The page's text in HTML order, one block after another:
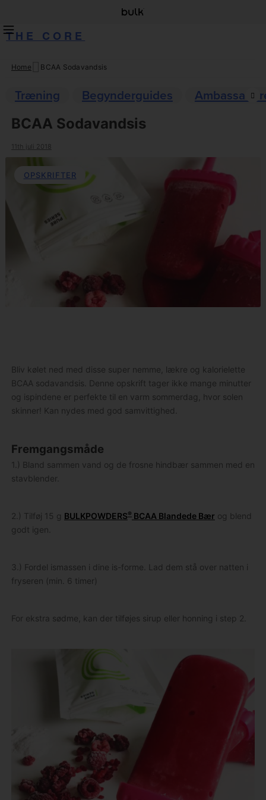
THE CORE
Skip
content
Home BCAA Sodavandsis
Træning Begynderguides
BCAA Sodavandsis
11th juli 2018
OPSKRIFTER
Bliv kølet ned med disse super nemme, lækre og kalorielette
BCAA sodavandsis. Denne opskrift tager ikke mange minutter
og ispindene er perfekte til en varm sommerdag, hvor solen
skinner! Kan nydes med god samvittighed.
Fremgangsmåde
1.) Bland sammen vand og de frosne hindbær sammen med en
stavblender.
2.) Tilføj 15 g BULKPOWDERS®BCAA Blandede Bær og blend
godt igen.
3.) Fordel ismassen i dine is-forme. Lad dem stå over natten i
fryseren (min. 6 timer)
For ekstra sødme, kan der tilføjes sirup eller honning i step 2.